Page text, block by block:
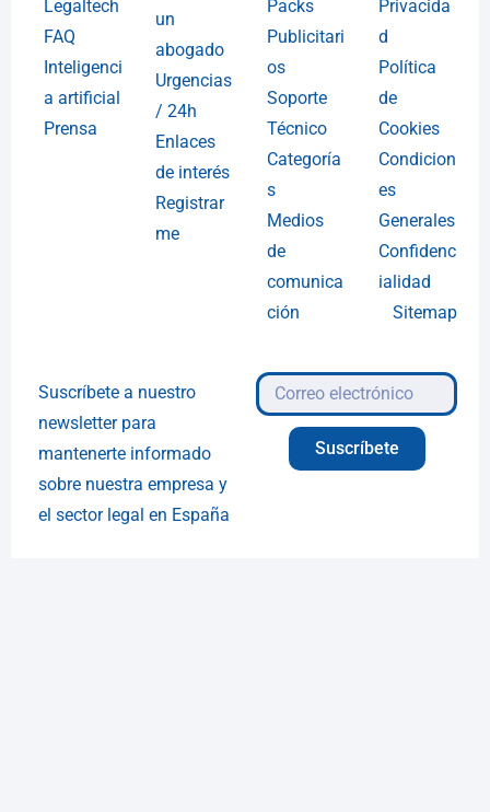
Legaltech
FAQ
Inteligenci
a artificial
Prensa
un
abogado
Urgencias
/ 24h
Enlaces
de interés
Registrar
me
Packs
Publicitari
os
Soporte
Técnico
Categoría
s
Medios
de
comunica
ción
Privacida
d
Política
de
Cookies
Condicion
es
Generales
Confidenc
ialidad
Sitemap
Suscríbete a nuestro
newsletter para
mantenerte informado
sobre nuestra empresa y
el sector legal en España
Suscríbete